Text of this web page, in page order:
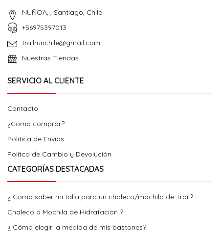
NUÑOA, , Santiago, Chile
+56975397013
trailrunchile@gmail.com
Nuestras Tiendas
SERVICIO AL CLIENTE
Contacto
¿Cómo comprar?
Politica de Envios
Politca de Cambio y Devolución
CATEGORÍAS DESTACADAS
¿ Cómo saber mi talla para un chaleco/mochila de Trail?
Chaleco o Mochila de Hidratación ?
¿ Cómo elegir la medida de mis bastones?